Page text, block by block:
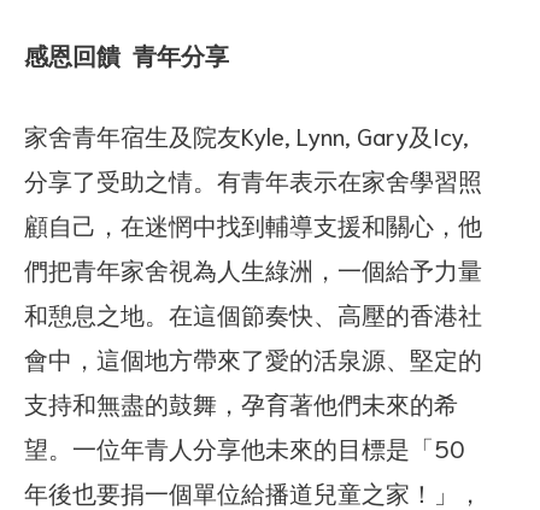
感恩回饋 青年分享
家舍青年宿生及院友Kyle, Lynn, Gary及Icy,
分享了受助之情。有青年表示在家舍學習照
顧自己，在迷惘中找到輔導支援和關心，他
們把青年家舍視為人生綠洲，一個給予力量
和憩息之地。在這個節奏快、高壓的香港社
會中，這個地方帶來了愛的活泉源、堅定的
支持和無盡的鼓舞，孕育著他們未來的希
望。一位年青人分享他未來的目標是「50
年後也要捐一個單位給播道兒童之家！」，